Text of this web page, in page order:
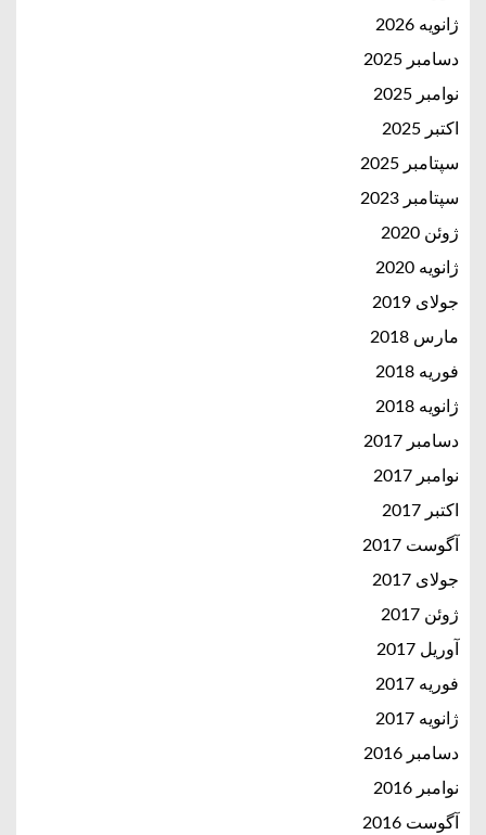
ژانویه 2026
دسامبر 2025
نوامبر 2025
اکتبر 2025
سپتامبر 2025
سپتامبر 2023
ژوئن 2020
ژانویه 2020
جولای 2019
مارس 2018
فوریه 2018
ژانویه 2018
دسامبر 2017
نوامبر 2017
اکتبر 2017
آگوست 2017
جولای 2017
ژوئن 2017
آوریل 2017
فوریه 2017
ژانویه 2017
دسامبر 2016
نوامبر 2016
آگوست 2016